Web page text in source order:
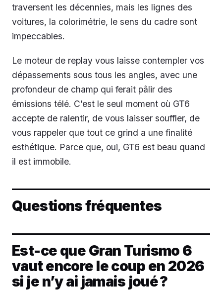
traversent les décennies, mais les lignes des
voitures, la colorimétrie, le sens du cadre sont
impeccables.
Le moteur de replay vous laisse contempler vos
dépassements sous tous les angles, avec une
profondeur de champ qui ferait pâlir des
émissions télé. C’est le seul moment où GT6
accepte de ralentir, de vous laisser souffler, de
vous rappeler que tout ce grind a une finalité
esthétique. Parce que, oui, GT6 est beau quand
il est immobile.
Questions fréquentes
Est-ce que Gran Turismo 6
vaut encore le coup en 2026
si je n’y ai jamais joué ?